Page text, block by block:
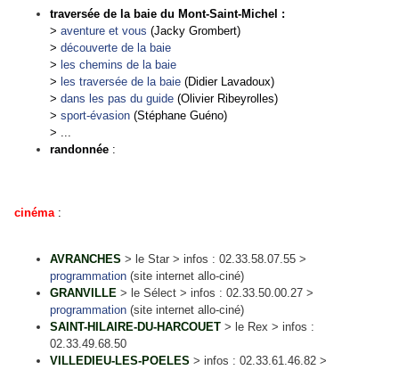
traversée de la baie du Mont-Saint-Michel :
> aventure et vous (Jacky Grombert)
> découverte de la baie
> les chemins de la baie
> les traversée de la baie (Didier Lavadoux)
> dans les pas du guide (Olivier Ribeyrolles)
> sport-évasion (Stéphane Guéno)
> ...
randonnée :
cinéma:
AVRANCHES > le Star > infos : 02.33.58.07.55 >
programmation (site internet allo-ciné)
GRANVILLE > le Sélect > infos : 02.33.50.00.27 >
programmation (site internet allo-ciné)
SAINT-HILAIRE-DU-HARCOUET > le Rex > infos :
02.33.49.68.50
VILLEDIEU-LES-POELES > infos : 02.33.61.46.82 >